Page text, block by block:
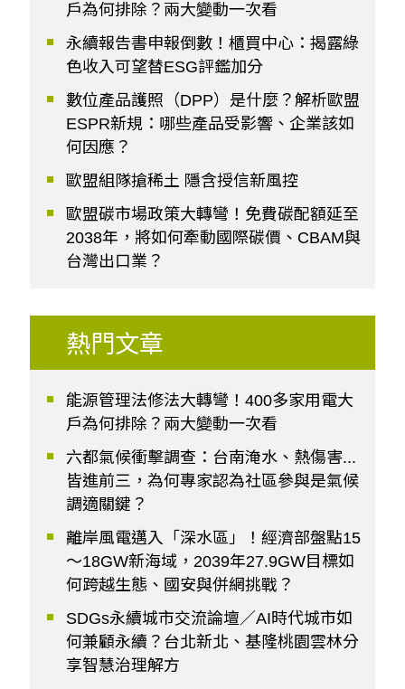
戶為何排除？兩大變動一次看
永續報告書申報倒數！櫃買中心：揭露綠
色收入可望替ESG評鑑加分
數位產品護照（DPP）是什麼？解析歐盟
ESPR新規：哪些產品受影響、企業該如
何因應？
歐盟組隊搶稀土 隱含授信新風控
歐盟碳市場政策大轉彎！免費碳配額延至
2038年，將如何牽動國際碳價、CBAM與
台灣出口業？
熱門文章
能源管理法修法大轉彎！400多家用電大
戶為何排除？兩大變動一次看
六都氣候衝擊調查：台南淹水、熱傷害...
皆進前三，為何專家認為社區參與是氣候
調適關鍵？
離岸風電邁入「深水區」！經濟部盤點15
～18GW新海域，2039年27.9GW目標如
何跨越生態、國安與併網挑戰？
SDGs永續城市交流論壇／AI時代城市如
何兼顧永續？台北新北、基隆桃園雲林分
享智慧治理解方